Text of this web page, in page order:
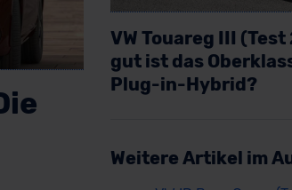
VW Touareg III (Test
gut ist das
Plug-in-Hybrid?
Weitere Artikel im